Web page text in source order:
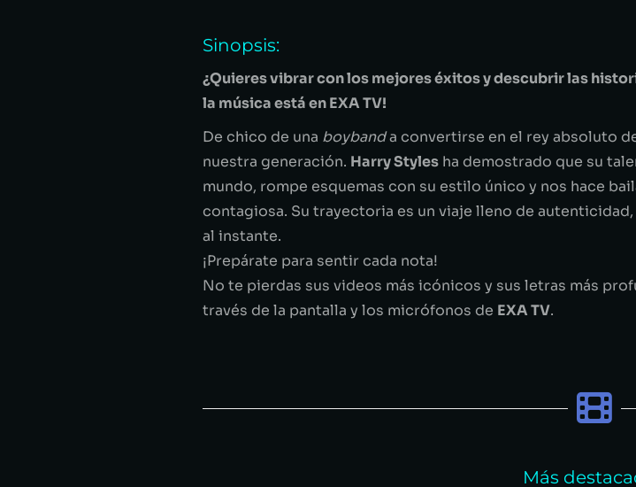
Sinopsis:
¿Quieres vibrar con los mejores éxitos y descubrir las
la música está en EXA TV!
De chico de una boybanda convertirse en el rey absoluto
nuestra generación. Harry Styles ha demostrado que su
mundo, rompe esquemas con su estilo único y nos hace
contagiosa. Su trayectoria es un viaje lleno de
al instante.
¡Prepárate para sentir cada nota!
No te pierdas sus videos más icónicos y sus letras más
través de la pantalla y los micrófonos de EXA TV.
Más